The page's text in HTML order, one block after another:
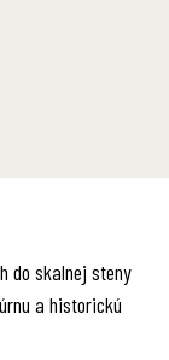
do skalnej steny
a historickú